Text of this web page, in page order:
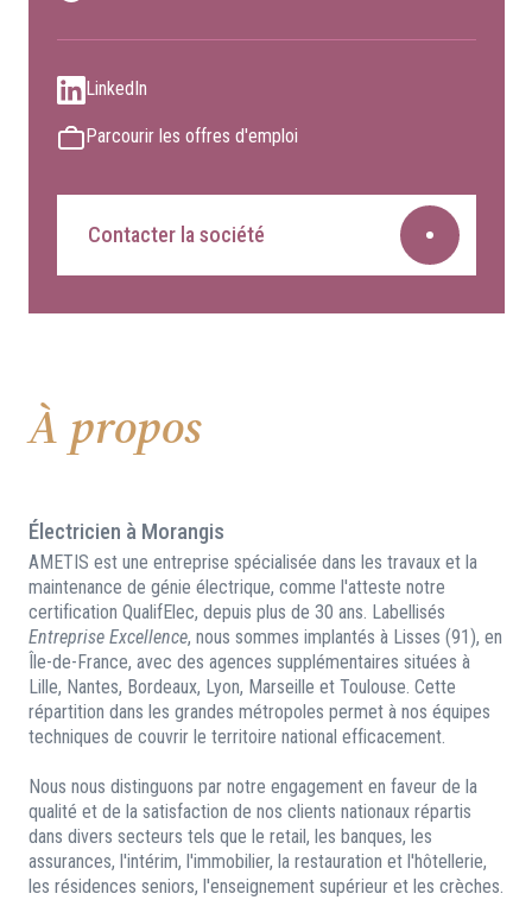
LinkedIn
Parcourir les offres d'emploi
Contacter la société
À propos
Électricien à Morangis
AMETIS est une entreprise spécialisée dans les travaux et la
maintenance de génie électrique, comme l'atteste notre
certification QualifElec, depuis plus de 30 ans. Labellisés
Entreprise Excellence, nous sommes implantés à Lisses (91), en
Île-de-France, avec des agences supplémentaires situées à
Lille, Nantes, Bordeaux, Lyon, Marseille et Toulouse. Cette
répartition dans les grandes métropoles permet à nos équipes
techniques de couvrir le territoire national efficacement.
Nous nous distinguons par notre engagement en faveur de la
qualité et de la satisfaction de nos clients nationaux répartis
dans divers secteurs tels que le retail, les banques, les
assurances, l'intérim, l'immobilier, la restauration et l'hôtellerie,
les résidences seniors, l'enseignement supérieur et les crèches.